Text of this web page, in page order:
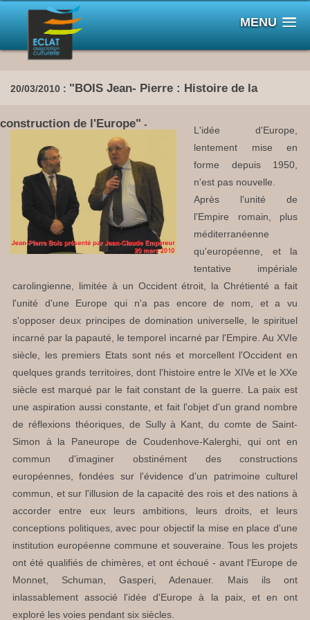
MENU
20/03/2010 : "BOIS Jean- Pierre : Histoire de la
construction de l'Europe" -
L'idée d'Europe,
lentement mise en
forme depuis 1950,
n'est pas nouvelle.
Après l'unité de
l'Empire romain, plus
méditerranéenne
qu'européenne, et la
tentative impériale
carolingienne, limitée à un Occident étroit, la Chrétienté a fait
l'unité d'une Europe qui n'a pas encore de nom, et a vu
s'opposer deux principes de domination universelle, le spirituel
incarné par la papauté, le temporel incarné par l'Empire. Au XVIe
siècle, les premiers Etats sont nés et morcellent l'Occident en
quelques grands territoires, dont l'histoire entre le XIVe et le XXe
siècle est marqué par le fait constant de la guerre. La paix est
une aspiration aussi constante, et fait l'objet d'un grand nombre
de réflexions théoriques, de Sully à Kant, du comte de Saint-
Simon à la Paneurope de Coudenhove-Kalerghi, qui ont en
commun d'imaginer obstinément des constructions
européennes, fondées sur l'évidence d'un patrimoine culturel
commun, et sur l'illusion de la capacité des rois et des nations à
accorder entre eux leurs ambitions, leurs droits, et leurs
conceptions politiques, avec pour objectif la mise en place d'une
institution européenne commune et souveraine. Tous les projets
ont été qualifiés de chimères, et ont échoué - avant l'Europe de
Monnet, Schuman, Gasperi, Adenauer. Mais ils ont
inlassablement associé l'idée d'Europe à la paix, et en ont
exploré les voies pendant six siècles.